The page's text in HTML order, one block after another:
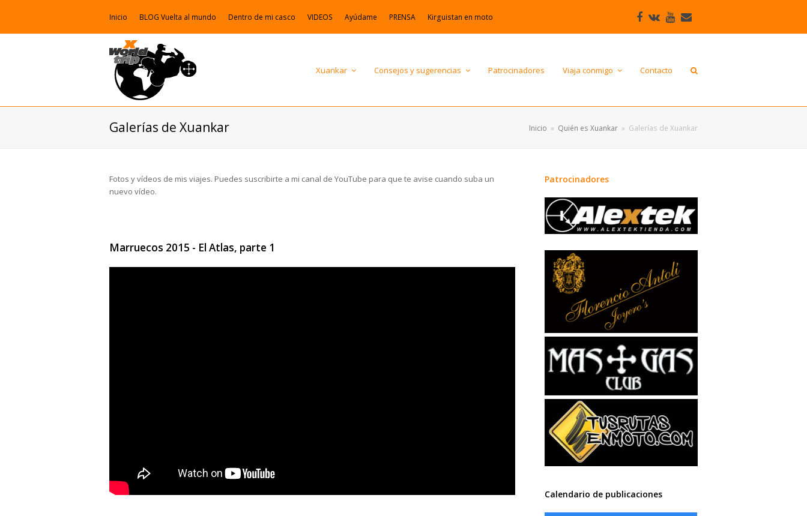
Inicio BLOG Vuelta al mundo Dentro de mi casco VIDEOS Ayúdame PRENSA Kirguistan en moto Facebook
VK Youtube
electrónico
Xuankar Consejos y sugerencias Patrocinadores Viaja conmigo Contacto
Galerí­as de Xuankar Inicio » Quién es Xuankar » Galerí­as de Xuankar
Fotos y vídeos de mis viajes. Puedes suscribirte a mi canal de YouTube para que te avise cuando suba un
nuevo ví­deo.
Marruecos 2015 - El Atlas, parte 1
Patrocinadores
Calendario de publicaciones